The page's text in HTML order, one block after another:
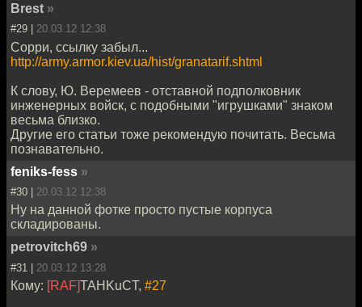
Brest »
#29 | 20.03.12 12:38
Сорри, ссылку забыл...
http://army.armor.kiev.ua/hist/granatarif.shtml
К слову, Ю. Веремеев - отставной подполковник
инженерных войск, с подобными "игрушками" знаком
весьма близко.
Другие его статьи тоже рекомендую почитать. Весьма
познавательно.
feniks-fess »
#30 | 20.03.12 12:38
Ну на данной фотке просто пустые корпуса
складированы.
petrovitch69 »
#31 | 20.03.12 13:28
Кому: [RAF]TAHKuCT, #27